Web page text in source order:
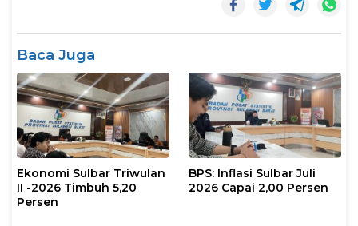
Baca Juga
Ekonomi Sulbar Triwulan
II -2026 Timbuh 5,20
Persen
BPS: Inflasi Sulbar Juli
2026 Capai 2,00 Persen